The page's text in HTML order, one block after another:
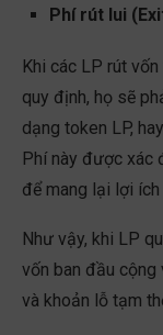
Phí rút lui
Khi các LP rút
quy định, họ sẽ
dạng token LP,
Phí này được xác
để mang lại lợi
Như vậy, khi LP
vốn ban đầu
và khoản lỗ tạm